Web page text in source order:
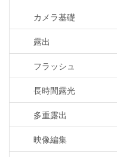
カメラ基礎
露出
フラッシュ
長時間露光
多重露出
映像編集